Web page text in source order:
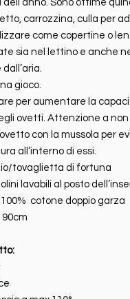
dell’anno. Sono ottime
carrozzina, culla per
come copertine o
sia nel lettino e anche
gioco.
per aumentare la
ovetti. Attenzione a
con la mussola per
all’interno di essi.
tovaglietta di fortuna
lavabili al posto
100% cotone doppio garza
90cm